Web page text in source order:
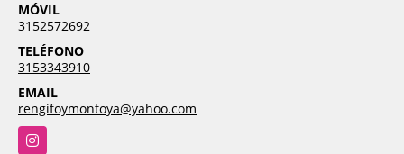
MÓVIL
3152572692
TELÉFONO
3153343910
EMAIL
rengifoymontoya@yahoo.com
Instagram